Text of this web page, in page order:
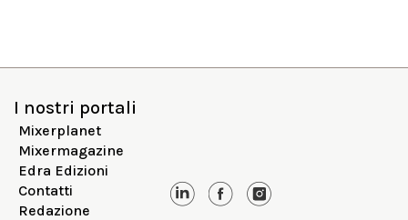
I nostri portali
Mixerplanet
Mixermagazine
Edra Edizioni
Contatti
Redazione